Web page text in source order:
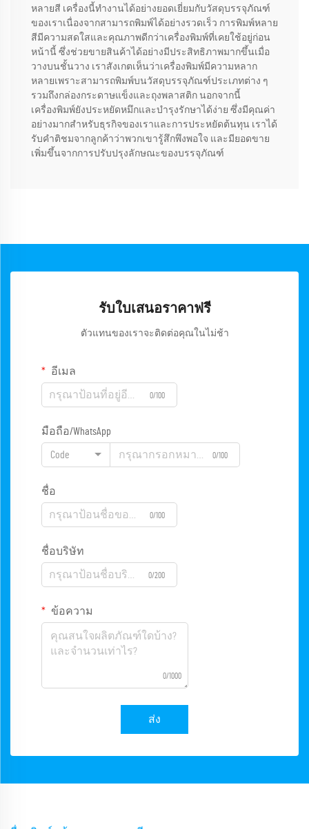
หลายสี เครื่องนี้ทำงานได้อย่างยอดเยี่ยมกับวัสดุบรรจุภัณฑ์
ของเราเนื่องจากสามารถพิมพ์ได้อย่างรวดเร็ว การพิมพ์หลาย
สีมีความสดใสและคุณภาพดีกว่าเครื่องพิมพ์ที่เคยใช้อยู่ก่อน
หน้านี้ ซึ่งช่วยขายสินค้าได้อย่างมีประสิทธิภาพมากขึ้นเมื่อ
วางบนชั้นวาง เราสังเกตเห็นว่าเครื่องพิมพ์มีความหลาก
หลายเพราะสามารถพิมพ์บนวัสดุบรรจุภัณฑ์ประเภทต่าง ๆ
รวมถึงกล่องกระดาษแข็งและถุงพลาสติก นอกจากนี้
เครื่องพิมพ์ยังประหยัดหมึกและบำรุงรักษาได้ง่าย ซึ่งมีคุณค่า
อย่างมากสำหรับธุรกิจของเราและการประหยัดต้นทุน เราได้
รับคำติชมจากลูกค้าว่าพวกเขารู้สึกพึงพอใจ และมียอดขาย
เพิ่มขึ้นจากการปรับปรุงลักษณะของบรรจุภัณฑ์
รับใบเสนอราคาฟรี
ตัวแทนของเราจะติดต่อคุณในไม่ช้า
อีเมล
0/100
มือถือ/WhatsApp
Code 0/100
ชื่อ
0/100
ชื่อบริษัท
0/200
ข้อความ
0/1000
ส่ง